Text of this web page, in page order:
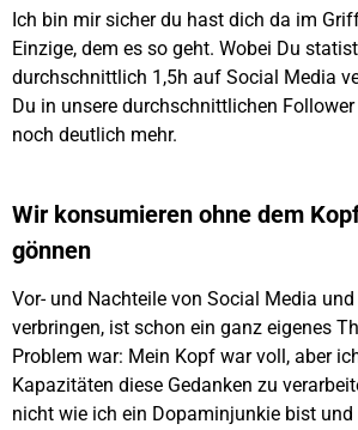
Ich bin mir sicher du hast dich da im
Einzige, dem es so geht. Wobei Du
durchschnittlich 1,5h auf Social Media
Du in unsere durchschnittlichen
noch deutlich mehr.
Wir konsumieren ohne dem
gönnen
Vor- und Nachteile von Social Media
verbringen, ist schon ein ganz eigenes
Problem war: Mein Kopf war voll, aber
Kapazitäten diese Gedanken zu
nicht wie ich ein Dopaminjunkie bist und